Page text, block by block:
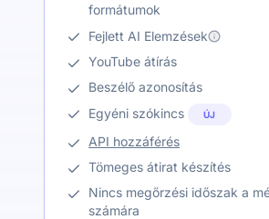
formátumok
Fejlett AI Elemzések
YouTube átírás
Beszélő azonosítás
Egyéni szókincs
ÚJ
API hozzáférés
Tömeges átirat készítés
Nincs megőrzési időszak a
számára